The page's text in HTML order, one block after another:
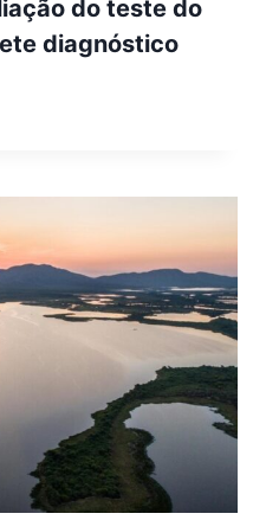
do teste do
diagnóstico